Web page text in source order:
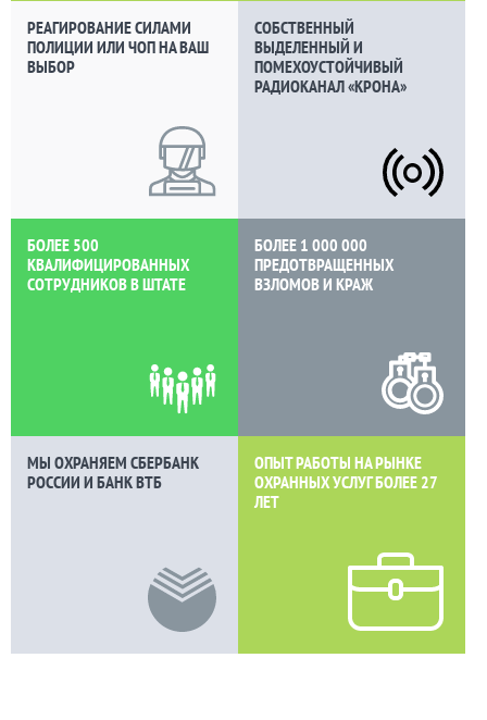
РЕАГИРОВАНИЕ СИЛАМИ
ПОЛИЦИИ ИЛИ ЧОП НА ВАШ
ВЫБОР
СОБСТВЕННЫЙ
ВЫДЕЛЕННЫЙ И
ПОМЕХОУСТОЙЧИВЫЙ
РАДИОКАНАЛ «КРОНА»
БОЛЕЕ 500
КВАЛИФИЦИРОВАННЫХ
СОТРУДНИКОВ В ШТАТЕ
БОЛЕЕ 1 000 000
ПРЕДОТВРАЩЕННЫХ
ВЗЛОМОВ И КРАЖ
МЫ ОХРАНЯЕМ СБЕРБАНК
РОССИИ И БАНК ВТБ
ОПЫТ РАБОТЫ НА РЫНКЕ
ОХРАННЫХ УСЛУГ БОЛЕЕ 27
ЛЕТ